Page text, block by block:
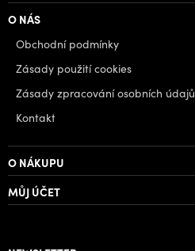
O NÁS
Obchodní podmínky
Zásady použití cookies
Zásady zpracování osobních údajů
Kontakt
O NÁKUPU
MŮJ ÚČET